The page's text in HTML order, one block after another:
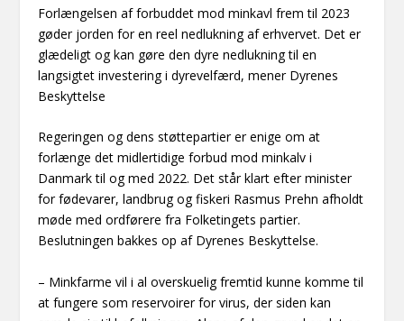
Forlængelsen af forbuddet mod minkavl frem til 2023
gøder jorden for en reel nedlukning af erhvervet. Det er
glædeligt og kan gøre den dyre nedlukning til en
langsigtet investering i dyrevelfærd, mener Dyrenes
Beskyttelse
Regeringen og dens støttepartier er enige om at
forlænge det midlertidige forbud mod minkalv i
Danmark til og med 2022. Det står klart efter minister
for fødevarer, landbrug og fiskeri Rasmus Prehn afholdt
møde med ordførere fra Folketingets partier.
Beslutningen bakkes op af Dyrenes Beskyttelse.
– Minkfarme vil i al overskuelig fremtid kunne komme til
at fungere som reservoirer for virus, der siden kan